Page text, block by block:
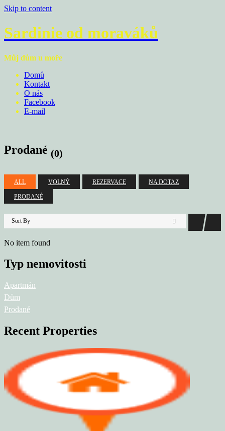
Skip to content
Sardinie od moraváků
Můj dům u moře
Domů
Kontakt
O nás
Facebook
E-mail
Prodané (0)
ALL VOLNÝ REZERVACE NA DOTAZ
PRODANÉ
Sort By
No item found
Typ nemovitosti
Apartmán
Dům
Prodané
Recent Properties